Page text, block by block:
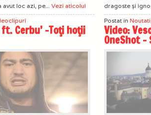
avut loc azi, pe... Vezi aticolul
dragoste și
Postat in Noutati
Cerbu’ -Toţi hoţii Video:
OneShot